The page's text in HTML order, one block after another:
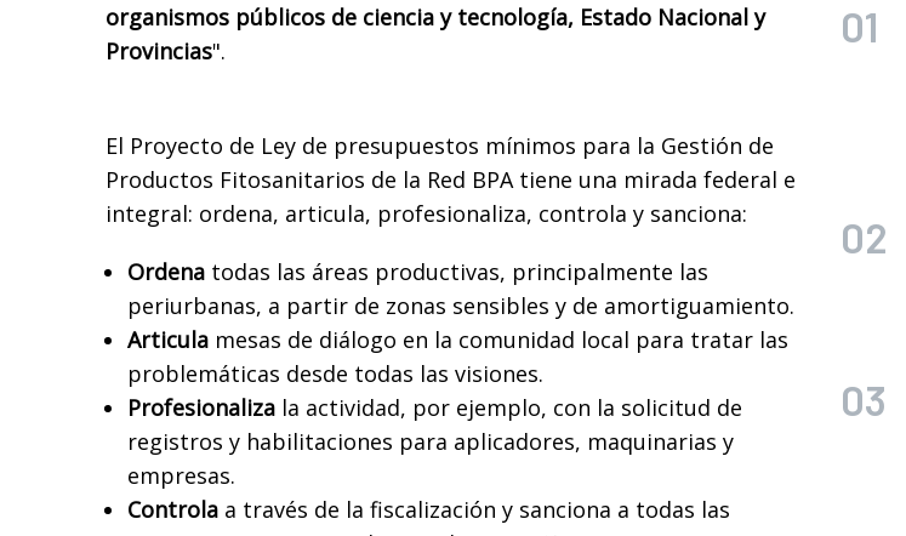
organismos públicos de ciencia y tecnología, Estado Nacional y
Provincias".
El Proyecto de Ley de presupuestos mínimos para la Gestión de
Productos Fitosanitarios de la Red BPA tiene una mirada federal e
integral: ordena, articula, profesionaliza, controla y sanciona:
Ordena todas las áreas productivas, principalmente las
periurbanas, a partir de zonas sensibles y de amortiguamiento.
Articula mesas de diálogo en la comunidad local para tratar las
problemáticas desde todas las visiones.
Profesionaliza la actividad, por ejemplo, con la solicitud de
registros y habilitaciones para aplicadores, maquinarias y
empresas.
Controla a través de la fiscalización y sanciona a todas las